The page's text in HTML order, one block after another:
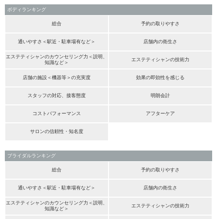
ボディランキング
総合 予約の取りやすさ
通いやすさ＜駅近・駐車場有など＞ 店舗内の衛生さ
エステティシャンのカウンセリング力＜説明、
知識など＞
エステティシャンの技術力
店舗の施設＜機器等＞の充実度 効果の即効性を感じる
スタッフの対応、接客態度 明朗会計
コストパフォーマンス アフターケア
サロンの信頼性・知名度
ブライダルランキング
総合 予約の取りやすさ
通いやすさ＜駅近・駐車場有など＞ 店舗内の衛生さ
エステティシャンのカウンセリング力＜説明、
知識など＞
エステティシャンの技術力